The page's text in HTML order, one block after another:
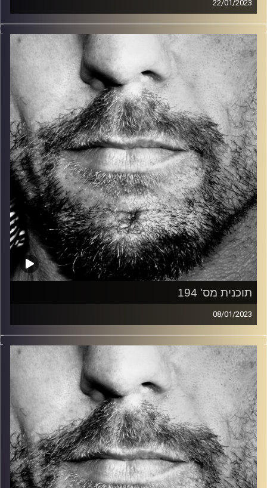
22/01/2023
זיפים, מוזיקה מחוספסת של הופעות חיות. הרבה ג'אם, רוק,
בלוז, bluegrass, ג'אז, Fאנק, פרוגרסיב ואפילו אלקטרוניקה.
כל מה שחי, אמיתי ונושם.
עם שמוליק רגב.
קרדיט תמונות: David Goehring
תוכנית מס' 194
08/01/2023
זיפים, מוזיקה מחוספסת של הופעות חיות. הרבה ג'אם, רוק,
בלוז, bluegrass, ג'אז, Fאנק, פרוגרסיב ואפילו אלקטרוניקה.
כל מה שחי, אמיתי ונושם.
עם שמוליק רגב.
קרדיט תמונות: David Goehring